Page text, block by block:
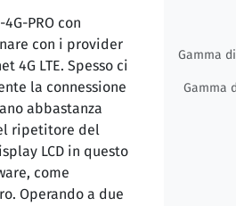
PRO con
con i provider
4G LTE. Spesso ci
la connessione
abbastanza
ripetitore del
LCD in questo
come
Operando a due
Gamma
Gamma